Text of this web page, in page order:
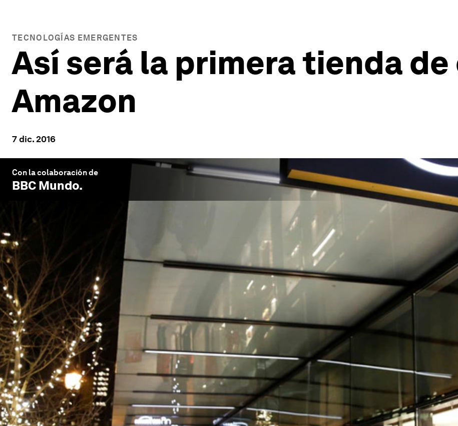
TECNOLOGÍAS EMERGENTES
Así será la primera tienda
Amazon
7 dic. 2016
Con la colaboración de
BBC Mundo.